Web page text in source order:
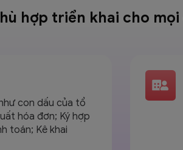
hợp triển khai cho mọi
con dấu của tổ
hóa đơn; Ký hợp
toán; Kê khai